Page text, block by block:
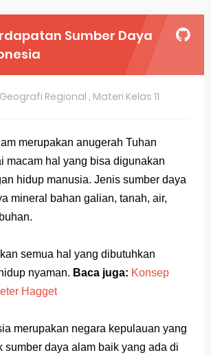
Soal OSN-K Geografi 2025 No 26-30
Soal OSN-K Geografi 2025 No 21-25
Soal OSN-K Geografi 2025 No 11-15
Soal OSN-K Geografi 2025 No 6-10
Soal OSN-K Geografi 2025 No 1-5
Dasar OSN Geografi 2026 Part 1 [Wajib Baca]
Bandang di Sumatra Salah Manusia
Online Calon Pejuang OSN Geografi 2026
Geografi Topik Konsep Geografi + Kunci
Sumber Daya
Geografi Regional , Materi Kelas 11
merupakan anugerah Tuhan
macam hal yang bisa digunakan
hidup manusia. Jenis sumber daya
mineral bahan galian, tanah, air,
semua hal yang dibutuhkan
nyaman. Baca juga: Konsep
Hagget
merupakan negara kepulauan yang
sumber daya alam baik yang ada di